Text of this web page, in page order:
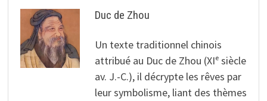
Duc de Zhou
Un texte traditionnel chinois
attribué au Duc de Zhou (XIᵉ siècle
av. J.-C.), il décrypte les rêves par
leur symbolisme, liant des thèmes